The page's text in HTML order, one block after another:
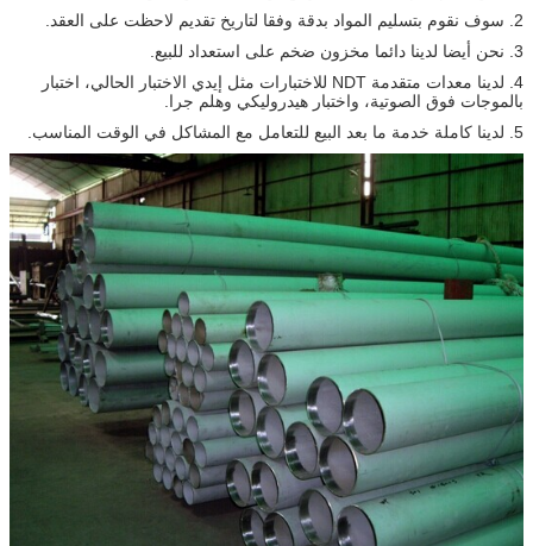
2. سوف نقوم بتسليم المواد بدقة وفقا لتاريخ تقديم لاحظت على العقد.
3. نحن أيضا لدينا دائما مخزون ضخم على استعداد للبيع.
4. لدينا معدات متقدمة NDT للاختبارات مثل إيدي الاختبار الحالي، اختبار
بالموجات فوق الصوتية، واختبار هيدروليكي وهلم جرا.
5. لدينا كاملة خدمة ما بعد البيع للتعامل مع المشاكل في الوقت المناسب.